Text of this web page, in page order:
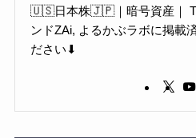
🇺🇸日本株🇯🇵｜暗号資産｜
ンドZAi, よるかぶラボに掲載
ださい⬇︎